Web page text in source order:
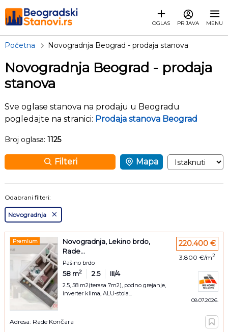
OGLAS PRIJAVA MENU
Početna Novogradnja Beograd - prodaja stanova
Novogradnja Beograd - prodaja
stanova
Sve oglase stanova na prodaju u Beogradu
pogledajte na stranici: Prodaja stanova Beograd
Broj oglasa: 1125
Filteri Mapa
Odabrani filteri:
Novogradnja
Premium
Novogradnja, Lekino brdo,
Rade...
Pašino brdo
58 m2 2.5 III/4
2.5, 58 m2(terasa 7m2), podno grejanje,
inverter klima, ALU-stola...
220.400 €
3.800 €/m2
08.07.2026.
Adresa: Rade Končara